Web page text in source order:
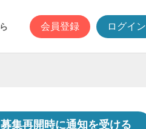
会員登録 ログイン
募集再開時に通知を受ける